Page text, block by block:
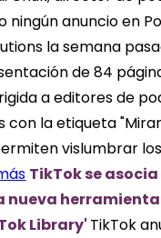
ningún anuncio en
la semana
de 84
a editores de
con la etiqueta
vislumbrar
TikTok se asocia
nueva
Library' TikTok